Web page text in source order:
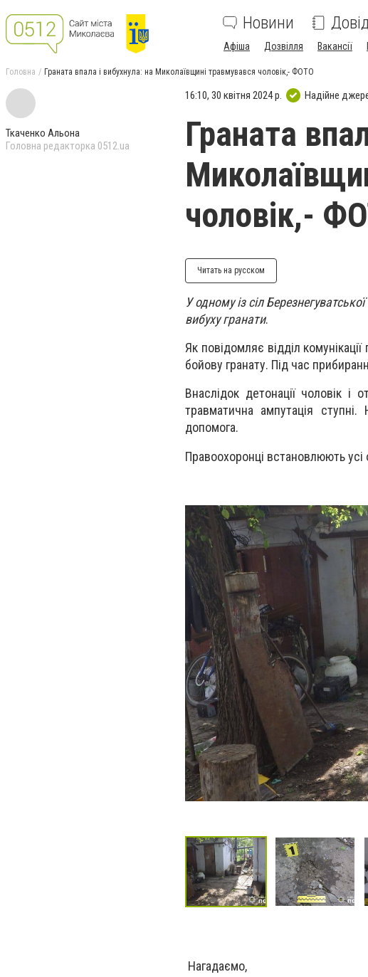
Новини
Афіша Дозвілля Вакансії
Головна Граната впала і вибухнула: на Миколаївщині травмувався чоловік,- ФОТО
Ткаченко Альона
Головна редакторка 0512.ua
16:10, 30 квітня 2024 р. Надійне
Граната
чоловік,-
Читать на русском
У одному із сіл
вибуху гранати.
Як повідомляє відділ
бойову гранату. Під час
Внаслідок детонації чоловік і
травматична ампутація
допомога.
Правоохоронці встановлюють усі
Нагадаємо,